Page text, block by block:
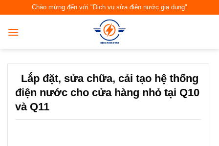
content
Chào mừng đến với "Dịch vụ sửa điện nước gia dụng"
Lắp đặt, sửa chữa, cải tạo hệ thống
điện nước cho cửa hàng nhỏ tại Q10
và Q11